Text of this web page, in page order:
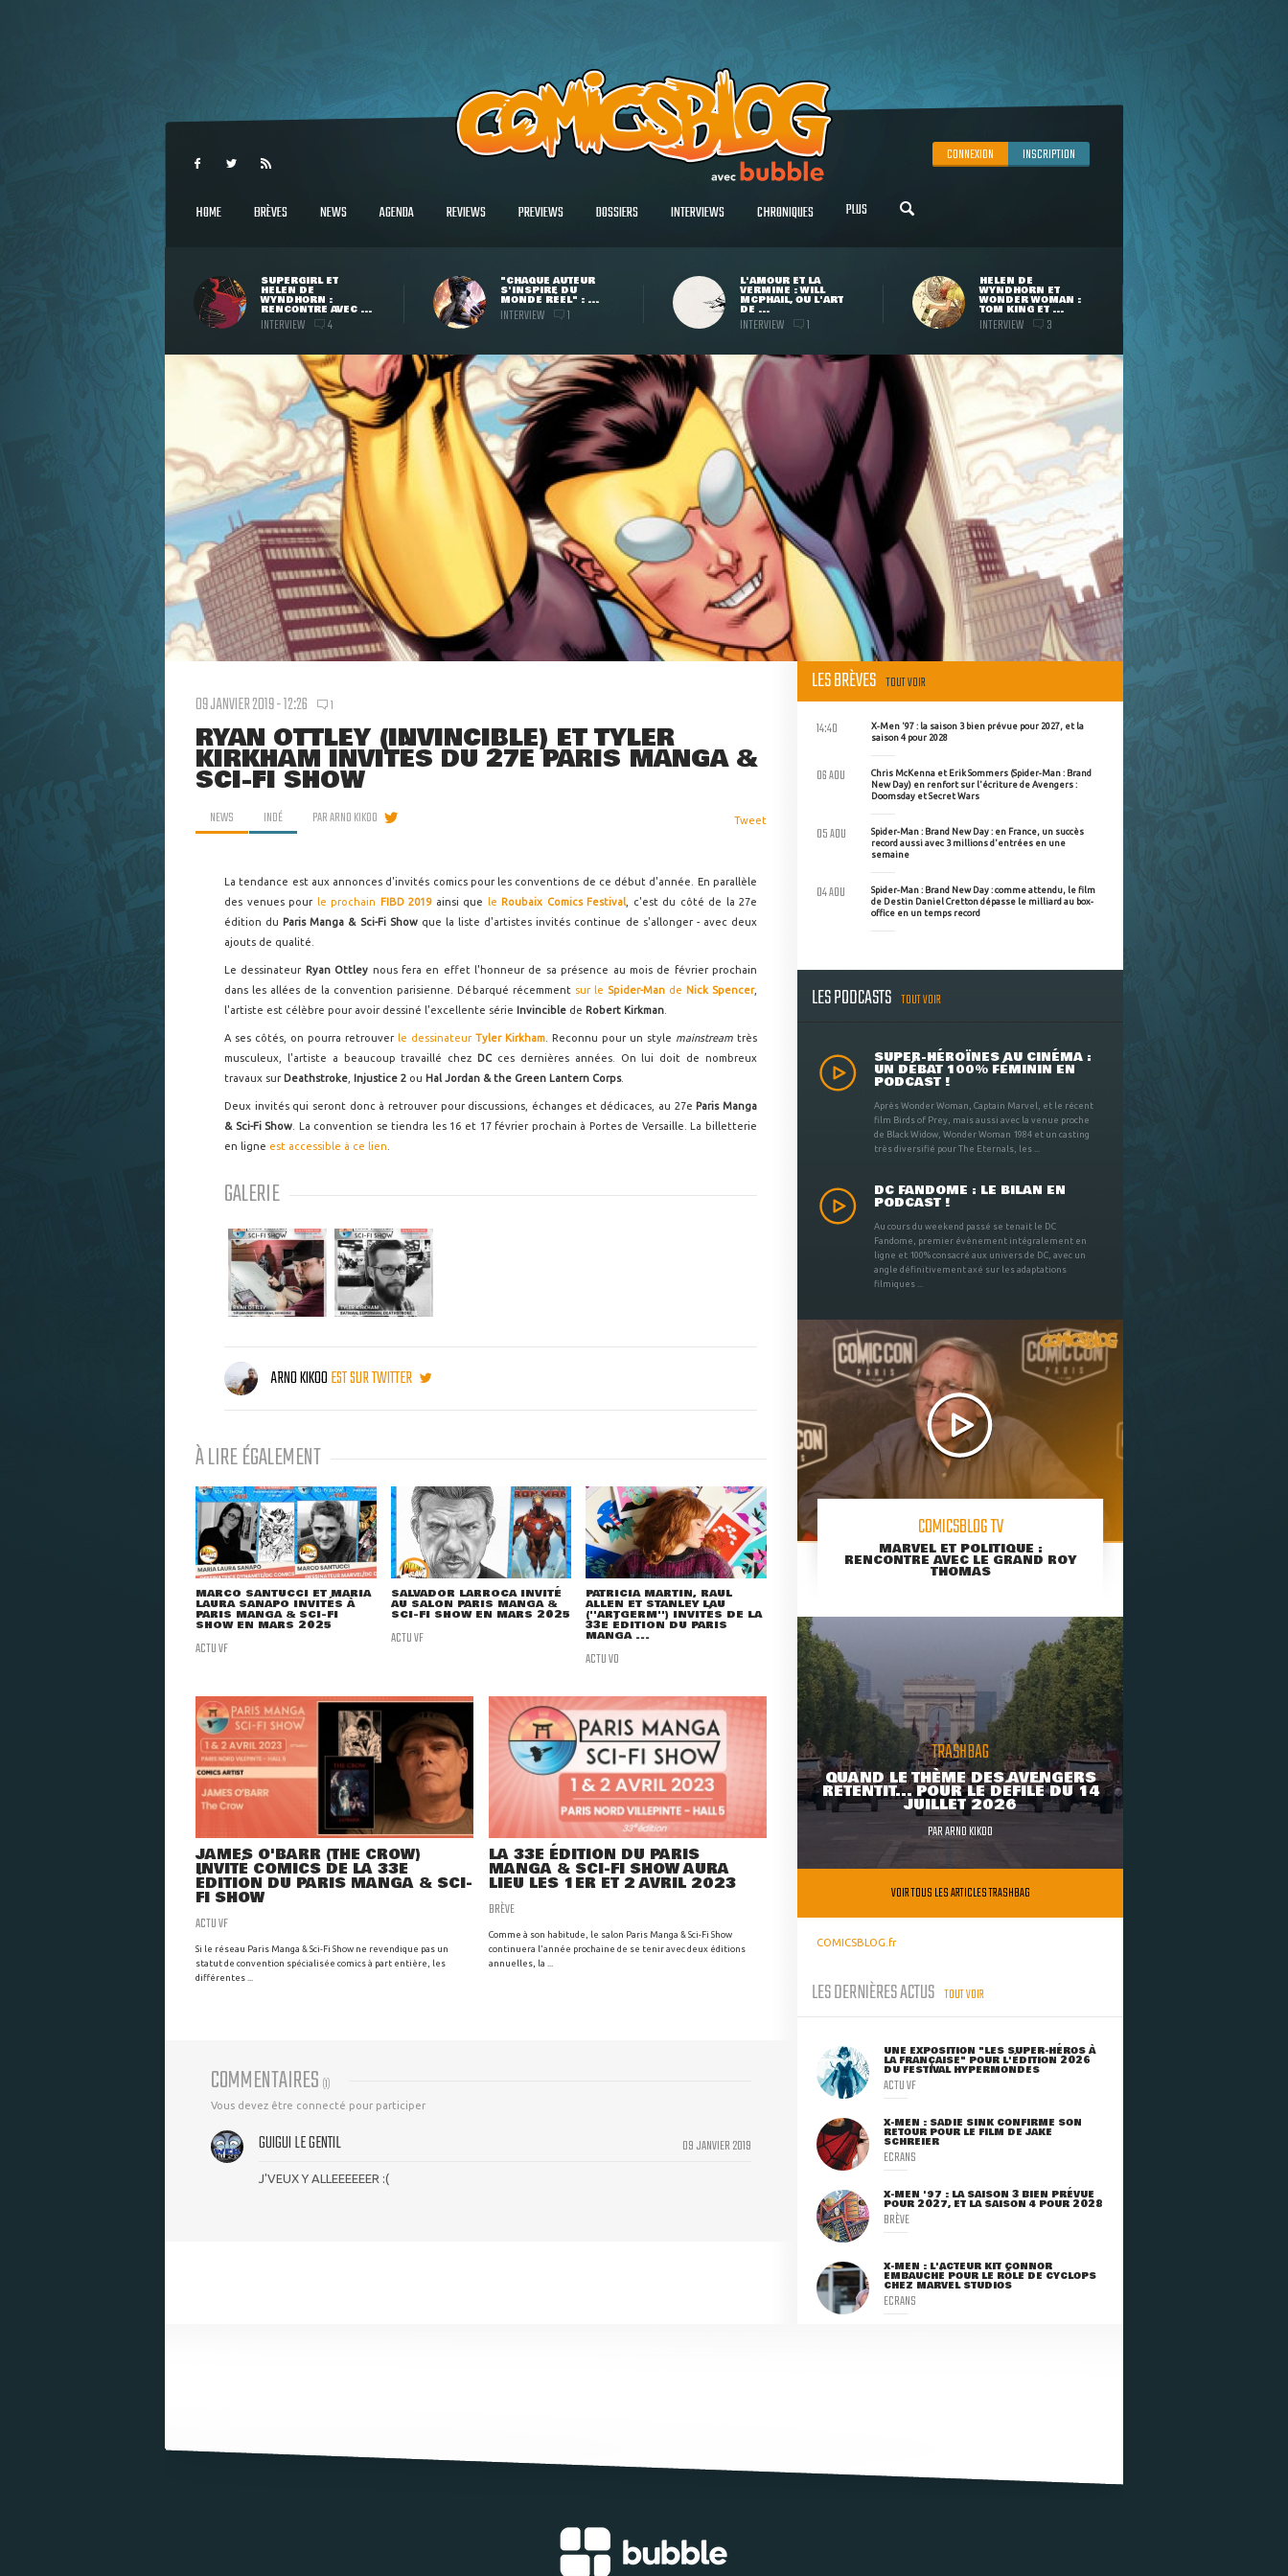
CONNEXION INSCRIPTION
HOME BRÈVES NEWS AGENDA REVIEWS PREVIEWS DOSSIERS INTERVIEWS CHRONIQUES PLUS
SUPERGIRL ET
HELEN DE
WYNDHORN :
RENCONTRE AVEC ...
INTERVIEW 4
"CHAQUE AUTEUR
S'INSPIRE DU
MONDE RÉEL" : ...
INTERVIEW 1
L'AMOUR ET LA
VERMINE : WILL
MCPHAIL, OU L'ART
DE ...
INTERVIEW 1
HELEN DE
WYNDHORN ET
WONDER WOMAN :
TOM KING ET ...
INTERVIEW 3
09 JANVIER 2019 - 12:26 1
RYAN OTTLEY (INVINCIBLE) ET TYLER
KIRKHAM INVITÉS DU 27E PARIS MANGA &
SCI-FI SHOW
NEWS INDÉ PARARNO KIKOO Tweet
La tendance est aux annonces d'invités comics pour les conventions de ce début d'année. En parallèle
des venues pour le prochain FIBD 2019 ainsi que le Roubaix Comics Festival , c'est du côté de la 27e
édition du Paris Manga & Sci-Fi Show que la liste d'artistes invités continue de s'allonger - avec deux
ajouts de qualité.
Le dessinateur Ryan Ottley nous fera en effet l'honneur de sa présence au mois de février prochain
dans les allées de la convention parisienne. Débarqué récemment sur le Spider-Man de Nick Spencer,
l'artiste est célèbre pour avoir dessiné l'excellente série Invincible de Robert Kirkman
A ses côtés, on pourra retrouver le dessinateur Tyler Kirkham . Reconnu pour un style mainstream très
musculeux, l'artiste a beaucoup travaillé chez DC ces dernières années. On lui doit de nombreux
travaux sur Deathstroke Injustice 2 ou Hal Jordan & the Green Lantern Corps.
Deux invités qui seront donc à retrouver pour discussions, échanges et dédicaces, au 27e Paris Manga
& Sci-Fi Show . La convention se tiendra les 16 et 17 février prochain à Portes de Versaille. La billetterie
en ligne est accessible à ce lien
GALERIE
ARNO KIKOOEST SUR TWITTER
À LIRE ÉGALEMENT
MARCO SANTUCCI ET MARIA
LAURA SANAPO INVITÉS À
PARIS MANGA & SCI-FI
SHOW EN MARS 2025
ACTU VF
SALVADOR LARROCA INVITÉ
AU SALON PARIS MANGA &
SCI-FI SHOW EN MARS 2025
ACTU VF
PATRICIA MARTIN, RAUL
ALLEN ET STANLEY LAU
(''ARTGERM'') INVITÉS DE LA
33E ÉDITION DU PARIS
MANGA ...
ACTU VO
JAMES O'BARR (THE CROW)
INVITÉ COMICS DE LA 33E
ÉDITION DU PARIS MANGA & SCI-
FI SHOW
ACTU VF
Si le réseau Paris Manga & Sci-Fi Show ne revendique pas un
statut de convention spécialisée comics à part entière, les
différentes ...
LA 33E ÉDITION DU PARIS
MANGA & SCI-FI SHOW AURA
LIEU LES 1ER ET 2 AVRIL 2023
BRÈVE
Comme à son habitude, le salon Paris Manga & Sci-Fi Show
continuera l'année prochaine de se tenir avec deux éditions
annuelles, la ...
COMMENTAIRES (1)
Vous devez être connecté pour participer
09 JANVIER 2019
GUIGUI LE GENTIL
J'VEUX Y ALLEEEEEER :(
LES BRÈVES TOUT VOIR
X-Men '97 : la saison 3 bien prévue pour 2027, et la
saison 4 pour 2028
14:40
Chris McKenna et Erik Sommers (Spider-Man : Brand
New Day) en renfort sur l'écriture de Avengers :
Doomsday et Secret Wars
06 AOU
Spider-Man : Brand New Day : en France, un succès
record aussi avec 3 millions d'entrées en une
semaine
05 AOU
Spider-Man : Brand New Day : comme attendu, le film
de Destin Daniel Cretton dépasse le milliard au box-
office en un temps record
04 AOU
LES PODCASTS TOUT VOIR
SUPER-HÉROÏNES AU CINÉMA :
UN DÉBAT 100% FÉMININ EN
PODCAST !
Après Wonder Woman, Captain Marvel, et le récent
film Birds of Prey, mais aussi avec la venue proche
de Black Widow, Wonder Woman 1984 et un casting
très diversifié pour The Eternals, les ...
DC FANDOME : LE BILAN EN
PODCAST !
Au cours du weekend passé se tenait le DC
Fandome, premier évènement intégralement en
ligne et 100% consacré aux univers de DC, avec un
angle définitivement axé sur les adaptations
filmiques ...
COMICSBLOG TV
MARVEL ET POLITIQUE :
RENCONTRE AVEC LE GRAND ROY
THOMAS
TRASHBAG
QUAND LE THÈME DES AVENGERS
RETENTIT... POUR LE DÉFILÉ DU 14
JUILLET 2026
PARARNO KIKOO
VOIR TOUS LES ARTICLES TRASHBAG
COMICSBLOG.fr
LES DERNIÈRES ACTUS TOUT VOIR
UNE EXPOSITION "LES SUPER-HÉROS À
LA FRANÇAISE" POUR L'ÉDITION 2026
DU FESTIVAL HYPERMONDES
ACTU VF
X-MEN : SADIE SINK CONFIRME SON
RETOUR POUR LE FILM DE JAKE
SCHREIER
ECRANS
X-MEN '97 : LA SAISON 3 BIEN PRÉVUE
POUR 2027, ET LA SAISON 4 POUR 2028
BRÈVE
X-MEN : L'ACTEUR KIT CONNOR
EMBAUCHÉ POUR LE RÔLE DE CYCLOPS
CHEZ MARVEL STUDIOS
ECRANS